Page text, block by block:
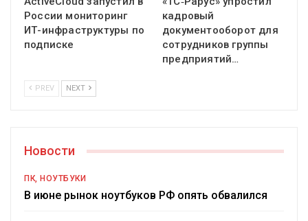
России мониторинг
ИТ-инфраструктуры по
подписке
кадровый
документооборот для
сотрудников группы
предприятий…
PREV NEXT
Новости
ПК, НОУТБУКИ
В июне рынок ноутбуков РФ опять обвалился